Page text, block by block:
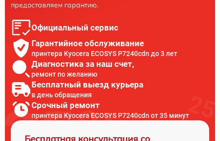
предоставляем гарантию.
Официальный сервис
Гарантийное обслуживание
принтера Kyocera ECOSYS P7240cdn до 3 лет
Диагностика за наш счет,
ремонт по желанию
Бесплатный выезд курьера
в день обращения
Срочный ремонт
принтера Kyocera ECOSYS P7240cdn от 35 минут